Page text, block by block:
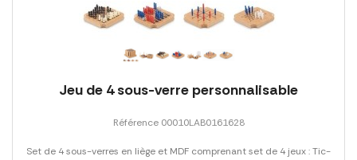
Jeu de 4 sous-verre personnalisable
Référence 00010LAB0161628
Set de 4 sous-verres en liège et MDF comprenant set de 4 jeux : Tic-